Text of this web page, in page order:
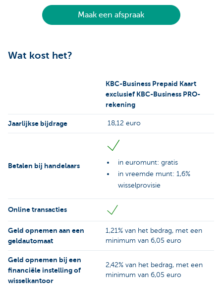
Maak een afspraak
Wat kost het?
KBC-Business Prepaid Kaart
exclusief KBC-Business PRO-
rekening
Jaarlijkse bijdrage 18,12 euro
Betalen bij handelaars
in euromunt: gratis
in vreemde munt: 1,6%
wisselprovisie
Online transacties
Geld opnemen aan een
geldautomaat
1,21% van het bedrag, met een
minimum van 6,05 euro
Geld opnemen bij een
financiële instelling of
wisselkantoor
2,42% van het bedrag, met een
minimum van 6,05 euro